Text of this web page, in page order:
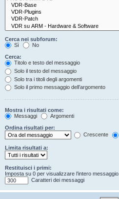
Cerca nei subforum:
Sì
No
Cerca:
Titolo e testo del messaggio
Solo il testo del messaggio
Solo tra i titoli degli argomenti
Solo il primo messaggio dell’argomento
Mostra i risultati come:
Messaggi
Argomenti
Ordina risultati per:
Crescente
Limita risultati a:
Restituisci i primi:
Imposta su 0 per visualizzare l’intero messaggio.
Caratteri dei messaggi